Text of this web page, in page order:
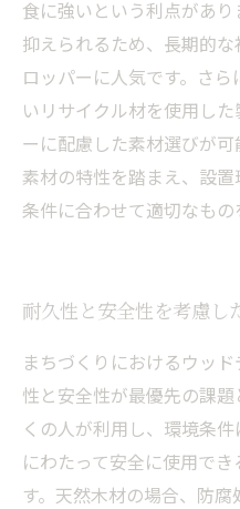
食に強いという利点があ
抑えられるため、長期的
ロッパーに人気です。さ
いリサイクル材を使用し
ーに配慮した素材選びが
素材の特性を踏まえ、設
条件に合わせて適切なもの
耐久性と安全性を考慮し
まちづくりにおけるウッ
性と安全性が最優先の課
くの人が利用し、環境条
にわたって安全に使用で
す。天然木材の場合、防